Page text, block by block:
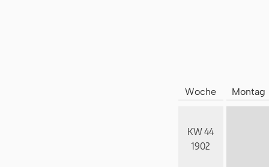
Woche Montag
KW 44
1902